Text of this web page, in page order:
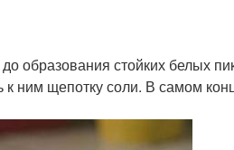
образования стойких белых
к ним щепотку соли. В самом